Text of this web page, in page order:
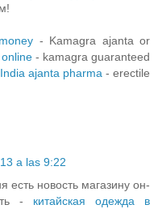
- Kamagra ajanta or
- kamagra guaranteed
ajanta pharma - erectile
a las 9:22
есть новость магазину он-
- китайская одежда в